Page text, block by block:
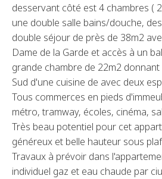
desservant côté est 4 chambres (
une double salle bains/douche,
double séjour de près de 38m2
Dame de la Garde et accès à un
grande chambre de 22m2
Sud d'une cuisine de avec deux
Tous commerces en pieds
métro, tramway, écoles, cinéma,
Très beau potentiel pour cet
généreux et belle hauteur sous
Travaux à prévoir dans
individuel gaz et eau chaude par